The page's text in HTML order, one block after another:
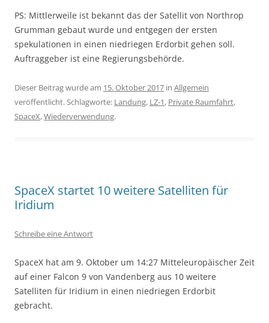
PS: Mittlerweile ist bekannt das der Satellit von Northrop
Grumman gebaut wurde und entgegen der ersten
spekulationen in einen niedriegen Erdorbit gehen soll.
Auftraggeber ist eine Regierungsbehörde.
Dieser Beitrag wurde am 15. Oktober 2017 in Allgemein
veröffentlicht. Schlagworte: Landung, LZ-1, Private Raumfahrt,
SpaceX,Wiederverwendung.
SpaceX startet 10 weitere Satelliten für
Iridium
Schreibe eine Antwort
SpaceX hat am 9. Oktober um 14:27 Mitteleuropäischer Zeit
auf einer Falcon 9 von Vandenberg aus 10 weitere
Satelliten für Iridium in einen niedriegen Erdorbit
gebracht.